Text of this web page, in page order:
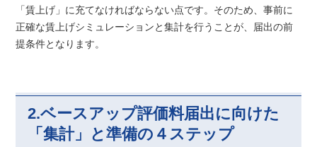
「賃上げ」に充てなければならない点です。そのため、事前に
正確な賃上げシミュレーションと集計を行うことが、届出の前
提条件となります。
2.ベースアップ評価料届出に向けた
「集計」と準備の４ステップ